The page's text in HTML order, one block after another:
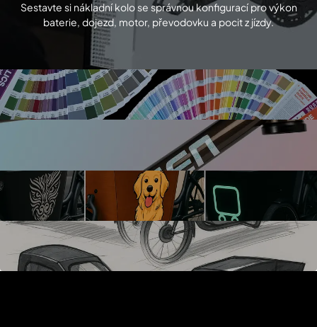
Sestavte si nákladní kolo se správnou konfigurací pro výkon
baterie, dojezd, motor, převodovku a pocit z jízdy.